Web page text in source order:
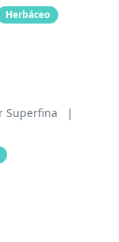
Herbáceo
Superfina
|